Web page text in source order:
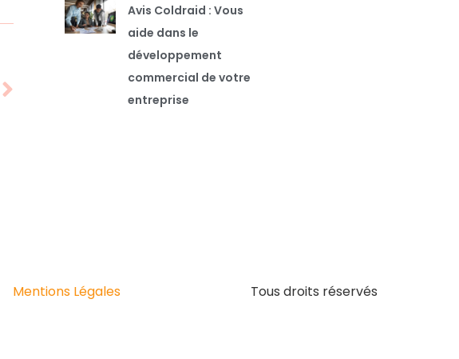
Avis Coldraid : Vous
aide dans le
développement
commercial de votre
entreprise
Mentions Légales Tous droits réservés